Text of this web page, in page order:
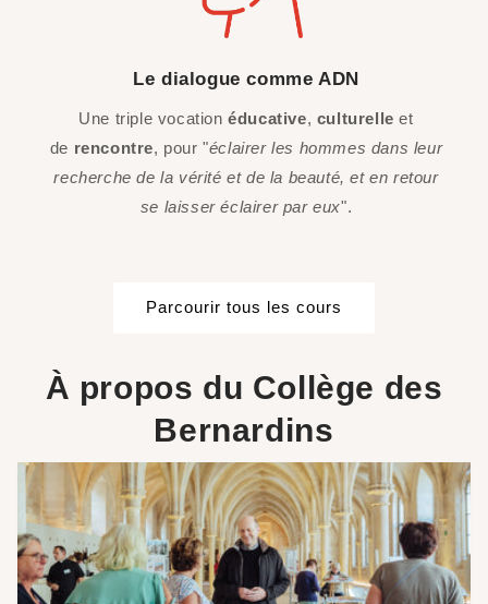
Le dialogue comme ADN
Une triple vocationéducative, culturelle et
de rencontre, pour "éclairer les hommes dans leur
recherche de la vérité et de la beauté, et en retour
se laisser éclairer par eux".
Parcourir tous les cours
À propos du Collège des
Bernardins